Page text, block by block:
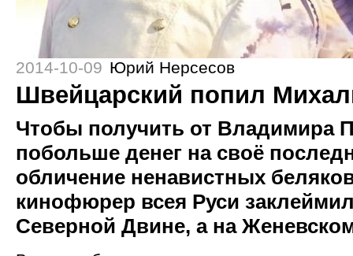
2014-10-09 Юрий Нерсесов
Швейцарский попил
Чтобы получить от Владимира
побольше денег на своё
обличение ненавистных
кинофюрер всея Руси
Северной Двине, а на